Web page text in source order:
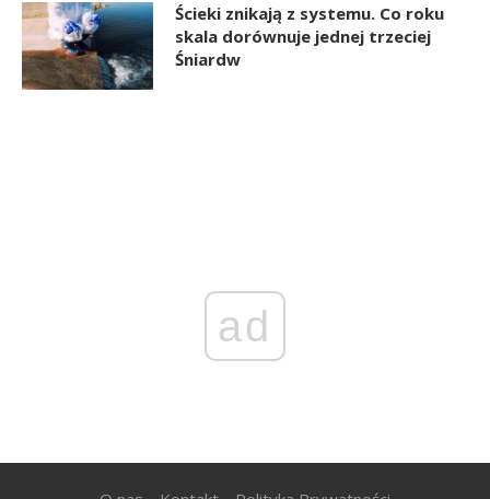
Ścieki znikają z systemu. Co roku
skala dorównuje jednej trzeciej
Śniardw
ad